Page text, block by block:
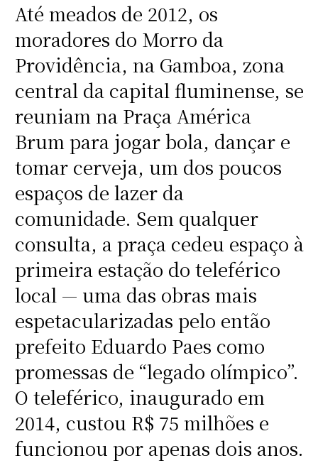
Até meados de 2012, os
moradores do Morro da
Providência, na Gamboa, zona
central da capital fluminense, se
reuniam na Praça América
Brum para jogar bola, dançar e
tomar cerveja, um dos poucos
espaços de lazer da
comunidade. Sem qualquer
consulta, a praça cedeu espaço à
primeira estação do teleférico
local — uma das obras mais
espetacularizadas pelo então
prefeito Eduardo Paes como
promessas de “legado olímpico”.
O teleférico, inaugurado em
2014, custou R$ 75 milhões e
funcionou por apenas dois anos.